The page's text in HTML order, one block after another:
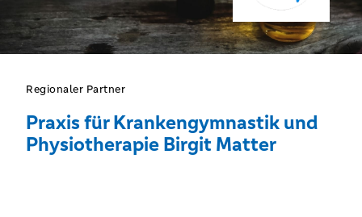
Regionaler Partner
Praxis für Krankengymnastik und
Physiotherapie Birgit Matter